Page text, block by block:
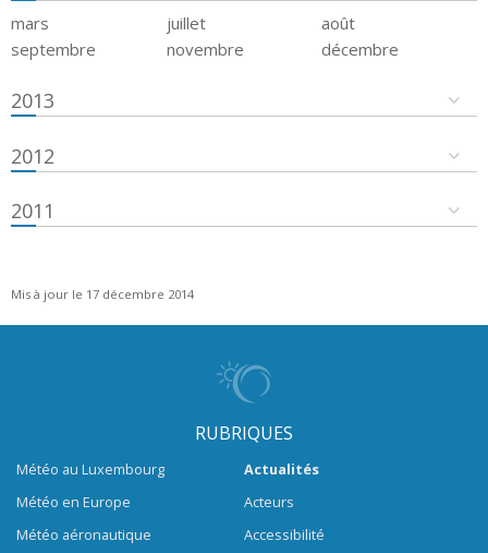
mars juillet
août
septembre
novembre décembre
2013
2012
2011
Mis à jour le 17 décembre 2014
RUBRIQUES
Météo au Luxembourg
Météo en Europe
Météo aéronautique
Actualités
Acteurs
Accessibilité